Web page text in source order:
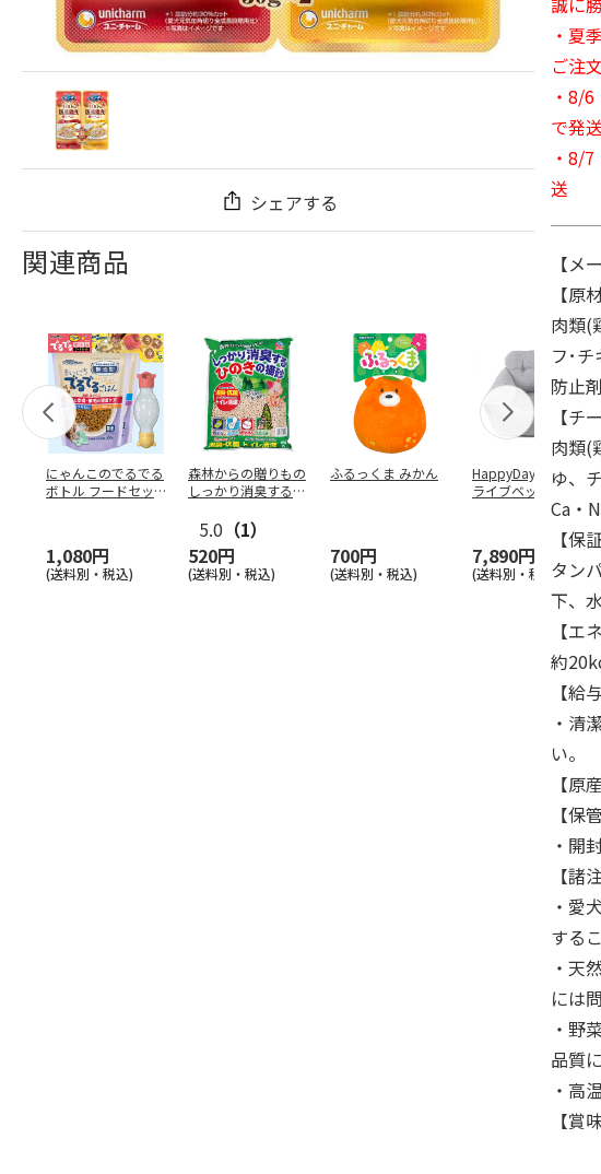
シェアする
関連商品
にゃんこのでるでる
ボトル フードセッ
1,080円
(送料別・税込)
森林からの贈りもの
しっかり消臭するひ
5.0 （1）
520円
(送料別・税込)
ふるっくま みかん
700円
(送料別・税込)
HappyDays 2wayド
ライブベッド グレ
7,890円
(送料別・税込)
・夏
ご注
・8/
で発送
・8/
送
【メ
【原
肉類(
フ･
防止
【チ
肉類(
ゆ、
Ca・
【保
タン
下、
【エ
約
【給
・清
い。
【原
【保
・開
【諸
・愛
する
・天
には
・野
品質
・高
【賞